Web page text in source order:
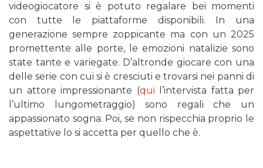
videogiocatore si è potuto regalare bei momenti
con tutte le piattaforme disponibili. In una
generazione sempre zoppicante ma con un 2025
promettente alle porte, le emozioni natalizie sono
state tante e variegate. D’altronde giocare con una
delle serie con cui si è cresciuti e trovarsi nei panni di
un attore impressionante (qui
l’intervista fatta per
l’ultimo lungometraggio) sono regali che un
appassionato sogna. Poi, se non rispecchia proprio le
aspettative lo si accetta per quello che è.